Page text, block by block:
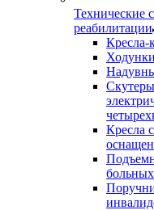
Технические
реабилитации
Кресла-
Ходунки
Скутеры
Кресла
больных